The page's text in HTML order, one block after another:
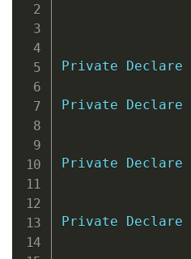
Private
Declare
Private
Declare
Private
Declare
Private
Declare